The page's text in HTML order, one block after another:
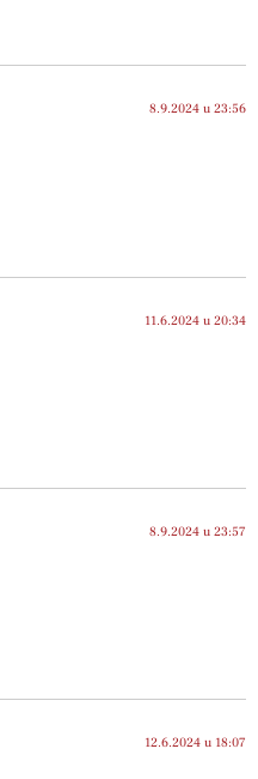
8.9.2024 u 23:56
11.6.2024 u 20:34
8.9.2024 u 23:57
12.6.2024 u 18:07